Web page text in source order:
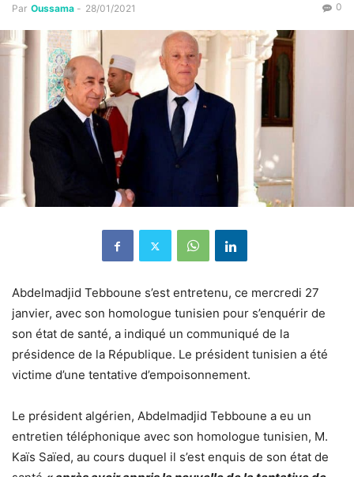
Par Oussama - 28/01/2021 0
Abdelmadjid Tebboune s’est entretenu, ce mercredi 27
janvier, avec son homologue tunisien pour s’enquérir de
son état de santé, a indiqué un communiqué de la
présidence de la République. Le président tunisien a été
victime d’une tentative d’empoisonnement.
Le président algérien, Abdelmadjid Tebboune a eu un
entretien téléphonique avec son homologue tunisien, M.
Kaïs Saïed, au cours duquel il s’est enquis de son état de